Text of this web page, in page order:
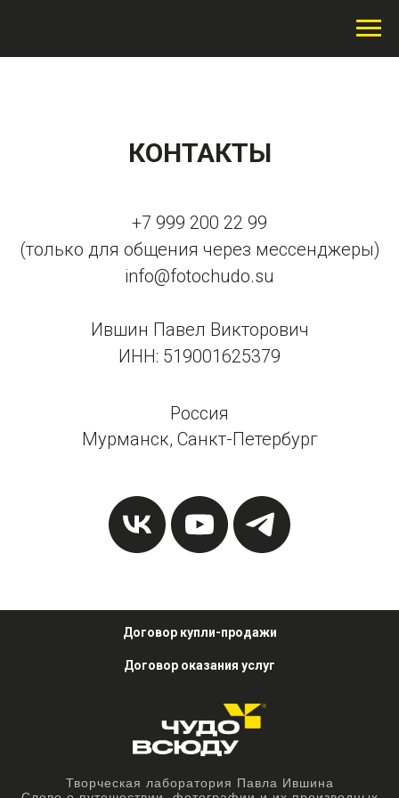
КОНТАКТЫ
+7 999 200 22 99
(только для общения через мессенджеры)
info@fotochudo.su
Ившин Павел Викторович
ИНН: 519001625379
Россия
Мурманск, Санкт-Петербург
Договор купли-продажи
Договор оказания услуг
Творческая лаборатория Павла Ившина